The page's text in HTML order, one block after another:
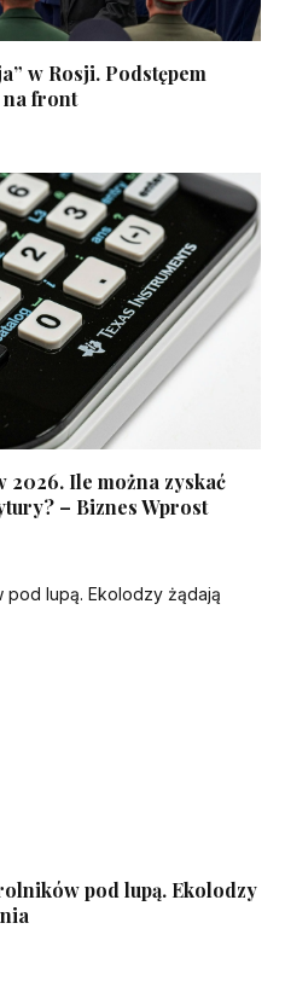
w Rosji. Podstępem
na front
Ile można zyskać
– Biznes Wprost
pod lupą. Ekolodzy